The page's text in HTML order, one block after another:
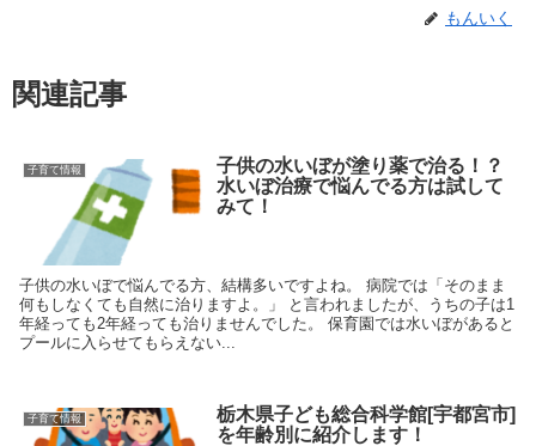
もんいく
関連記事
子育て情報
子供の水いぼが塗り薬で治る！？
水いぼ治療で悩んでる方は試して
みて！
子供の水いぼで悩んでる方、結構多いですよね。 病院では「そのまま
何もしなくても自然に治りますよ。」 と言われましたが、うちの子は1
年経っても2年経っても治りませんでした。 保育園では水いぼがあると
プールに入らせてもらえない...
子育て情報
栃木県子ども総合科学館[宇都宮市]
を年齢別に紹介します！